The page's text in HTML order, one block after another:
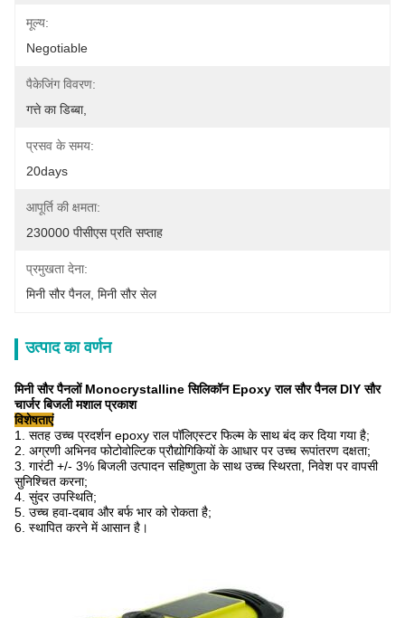
मूल्य:
Negotiable
पैकेजिंग विवरण:
गत्ते का डिब्बा,
प्रसव के समय:
20days
आपूर्ति की क्षमता:
230000 पीसीएस प्रति सप्ताह
प्रमुखता देना:
मिनी सौर पैनल, मिनी सौर सेल
उत्पाद का वर्णन
मिनी सौर पैनलों Monocrystalline सिलिकॉन Epoxy राल सौर पैनल DIY सौर
चार्जर बिजली मशाल प्रकाश
विशेषताएं
1. सतह उच्च प्रदर्शन epoxy राल पॉलिएस्टर फिल्म के साथ बंद कर दिया गया है;
2. अग्रणी अभिनव फोटोवोल्टिक प्रौद्योगिकियों के आधार पर उच्च रूपांतरण दक्षता;
3. गारंटी +/- 3% बिजली उत्पादन सहिष्णुता के साथ उच्च स्थिरता, निवेश पर वापसी
सुनिश्चित करना;
4. सुंदर उपस्थिति;
5. उच्च हवा-दबाव और बर्फ भार को रोकता है;
6. स्थापित करने में आसान है।